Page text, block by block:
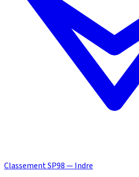
Classement SP98 — Indre